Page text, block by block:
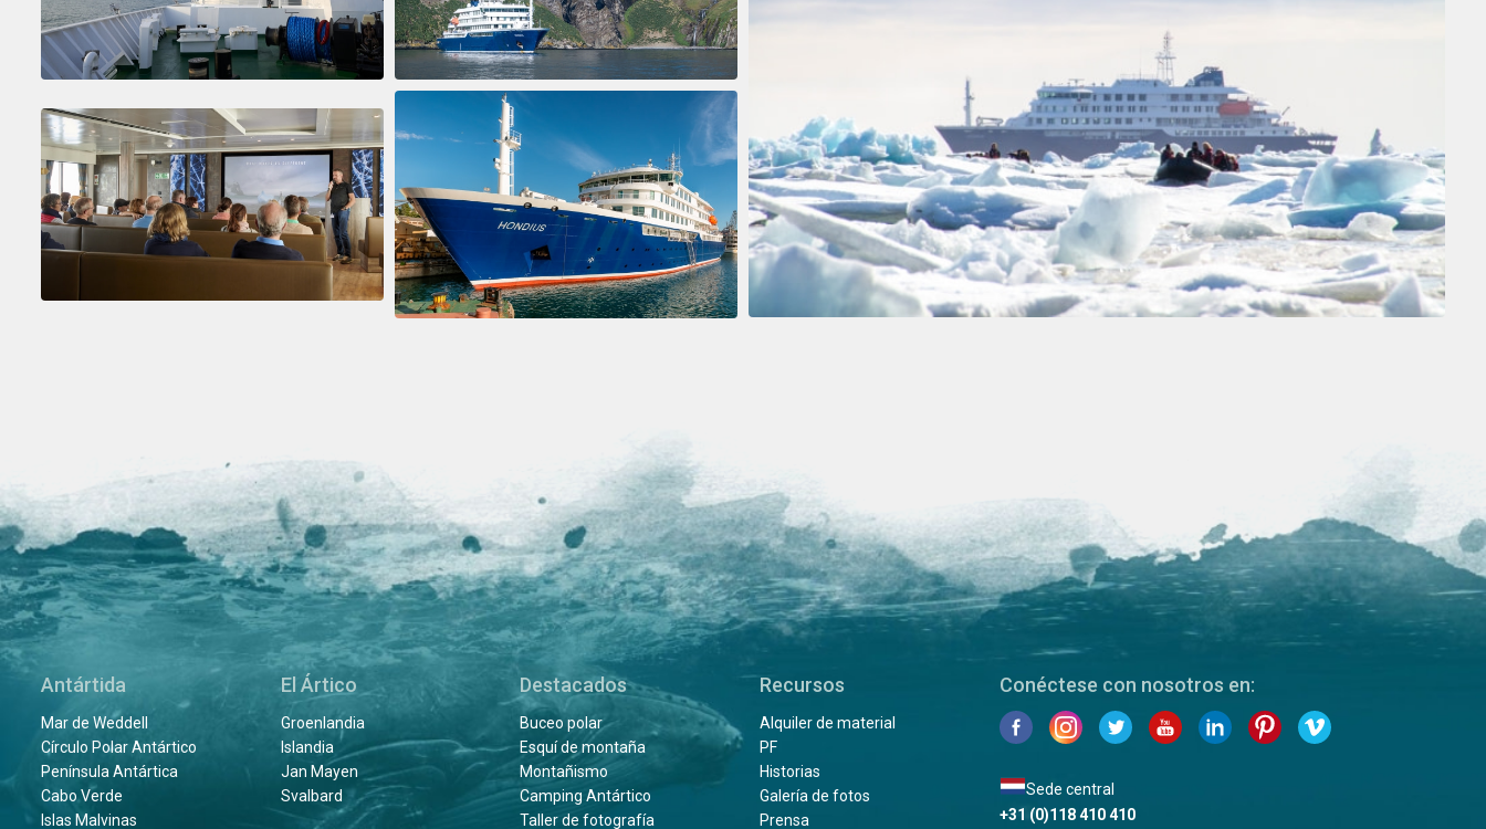
Antártida
Mar de Weddell
Círculo Polar Antártico
Península Antártica
Cabo Verde
Islas Malvinas
El Ártico
Groenlandia
Islandia
Jan Mayen
Svalbard
Destacados
Buceo polar
Esquí de montaña
Montañismo
Camping Antártico
Taller de fotografía
Recursos
Alquiler de material
PF
Historias
Galería de fotos
Prensa
Conéctese con nosotros en:
Sede central
+31 (0)118 410 410